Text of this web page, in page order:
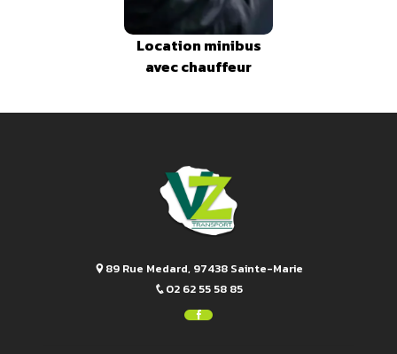
Location minibus
avec chauffeur
89 Rue Medard, 97438 Sainte-Marie
02 62 55 58 85